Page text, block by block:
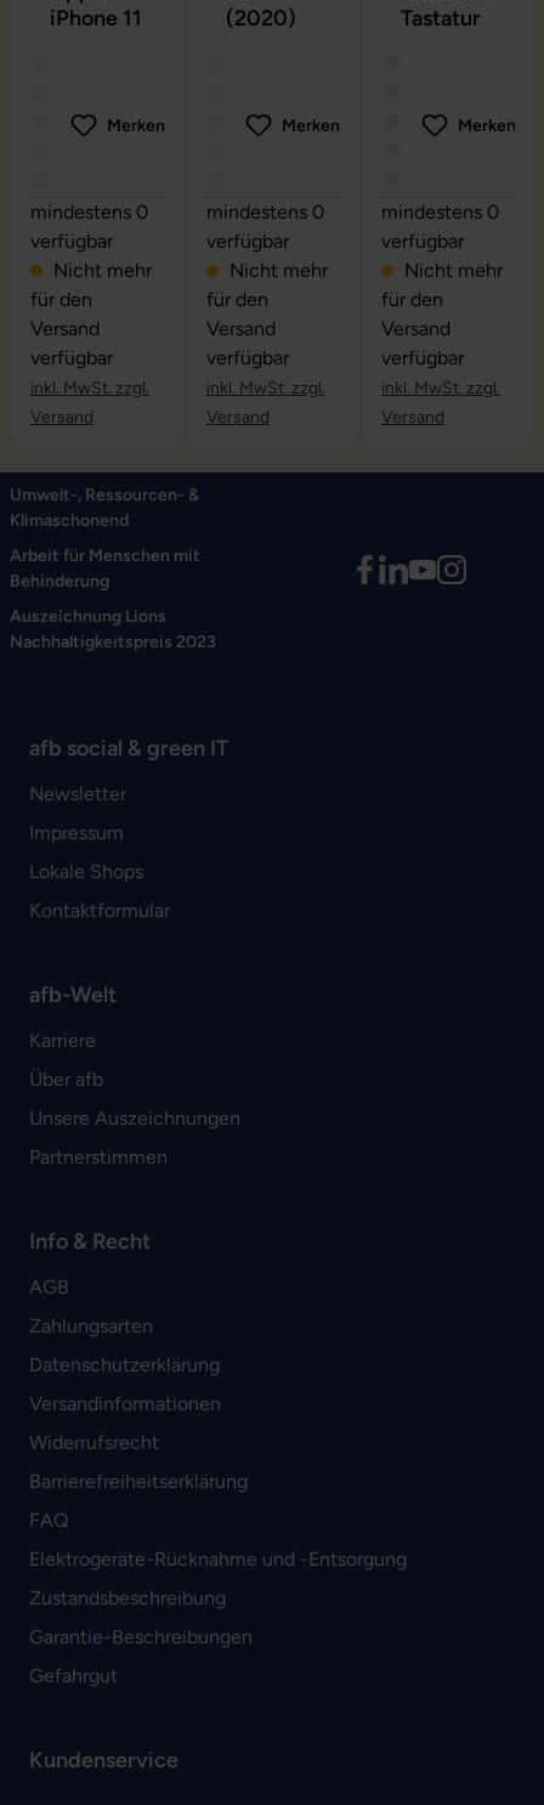
iPhone 11
Durchschnittliche Bewertung von 0 von 5 Sternen
Merken
mindestens 0
verfügbar
Nicht mehr
für den
Versand
verfügbar
inkl. MwSt. zzgl.
Versand
(2020)
Durchschnittliche Bewertung von 0
Merken
mindestens 0
verfügbar
Nicht mehr
für den
Versand
verfügbar
inkl. MwSt. zzgl.
Versand
Tastatur
Durchschnittliche
Merken
mindestens 0
verfügbar
Nicht mehr
für den
Versand
verfügbar
inkl. MwSt. zzgl.
Versand
Umwelt-, Ressourcen- &
Klimaschonend
Arbeit für Menschen mit
Behinderung
Auszeichnung Lions
Nachhaltigkeitspreis 2023
afb social & green IT
Newsletter
Impressum
Lokale Shops
Kontaktformular
afb-Welt
Karriere
Über afb
Unsere Auszeichnungen
Partnerstimmen
Info & Recht
AGB
Zahlungsarten
Datenschutzerklärung
Versandinformationen
Widerrufsrecht
Barrierefreiheitserklärung
FAQ
Elektrogeräte-Rücknahme und -Entsorgung
Zustandsbeschreibung
Garantie-Beschreibungen
Gefahrgut
Kundenservice